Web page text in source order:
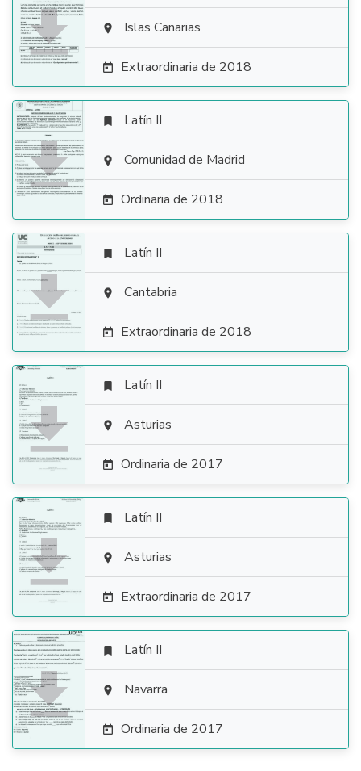
  Islas Canarias
 Extraordinaria de 2018

 Latín II
 Comunidad de Madrid
 Ordinaria de 2018

 Latín II
 Cantabria
 Extraordinaria de 2018

 Latín II
 Asturias
 Ordinaria de 2017

 Latín II
 Asturias
 Extraordinaria de 2017

 Latín II
 Navarra
 Ordinaria de 2017